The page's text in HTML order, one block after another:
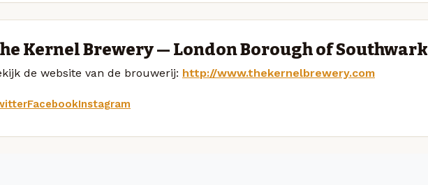
Kernel Brewery — London Borough of Southwark
de website van de brouwerij: http://www.thekernelbrewery.com
FacebookInstagram